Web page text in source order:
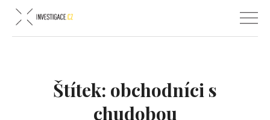
Štítek: obchodníci s
chudobou